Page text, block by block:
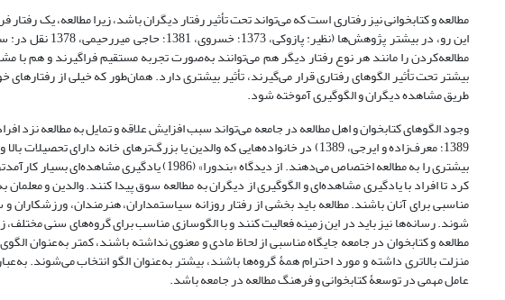
مطالعه و کتابخوانی نیز رفتاری است که می‌تواند تحت تأثیر رفتار دیگران باشد، زیرا مطالعه، یک
مطالعه‌کردن را مانند هر نوع رفتار دیگر هم می‌توانند به‌صورت تجربه مستقیم فراگیرند و هم با
بیشتر تحت تأثیر الگوهای رفتاری قرار می‌گیرند، تأثیر بیشتری دارد. همان‌طور که خیلی از
طریق مشاهده دیگران و الگوگیری آموخته شود.
وجود الگوهای کتابخوان و اهل مطالعه در جامعه می‌تواند سبب افزایش علاقه و تمایل به مطالعه
1389؛ معرف‌زاده و ایرجی، 1389) در خانواده‌هایی که والدین یا بزرگ‌ترهای خانه
بیشتری را به مطالعه اختصاص می‌دهند. از دیدگاه
کرد تا افراد با یادگیری مشاهده‌ای و الگوگیری از دیگران به مطالعه سوق پیدا کنند. والدین و
مناسبی برای آنان باشند. مطالعه باید بخشی از رفتار روزانه سیاستمداران، هنرمندان، ورزشکاران و
شوند. رسانه‌ها نیز باید در این زمینه فعالیت کنند و با الگوسازی مناسب برای گروه‌های سنی مختلف،
مطالعه و کتابخوان در جامعه جایگاه مناسبی از لحاظ مادی و معنوی نداشته باشند، کمتر به‌عنوان
منزلت بالاتری داشته و مورد احترام همۀ گروه‌ها باشند، بیشتر به‌عنوان الگو انتخاب می‌شوند.
عامل مهمی در توسعۀ کتابخوانی و فرهنگ مطالعه در جامعه باشد.